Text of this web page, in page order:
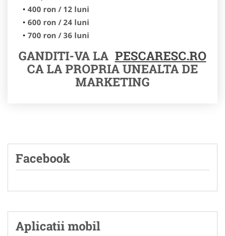
400 ron / 12 luni
600 ron / 24 luni
700 ron / 36 luni
GANDITI-VA LA PESCARESC.RO
CA LA PROPRIA UNEALTA DE
MARKETING
Facebook
Aplicatii mobil